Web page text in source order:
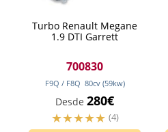
Turbo Renault Megane
1.9 DTI Garrett
700830
F9Q / F8Q 80cv (59kw)
Desde 280€
(4)